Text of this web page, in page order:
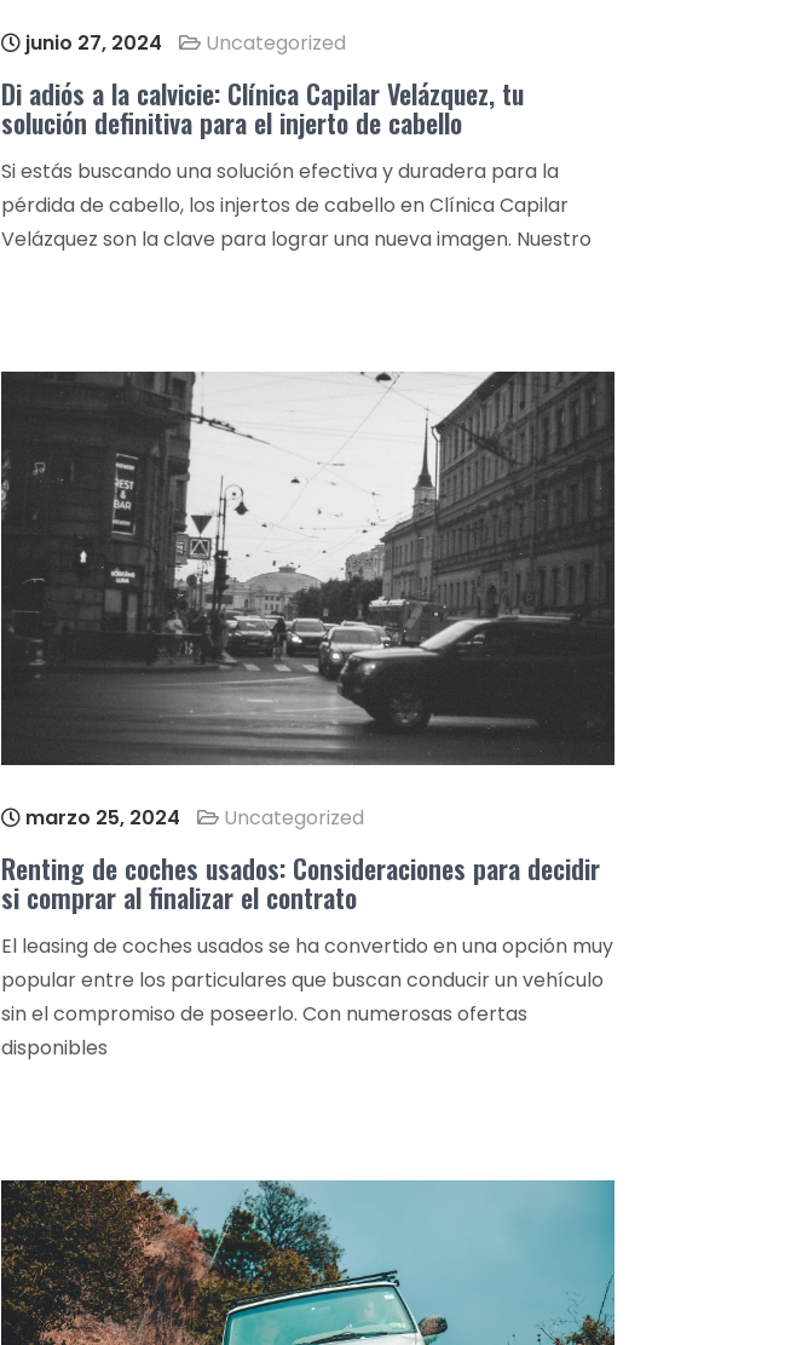
junio 27, 2024 Uncategorized
Di adiós a la calvicie: Clínica Capilar Velázquez, tu
solución definitiva para el injerto de cabello
Si estás buscando una solución efectiva y duradera para la
pérdida de cabello, los injertos de cabello en Clínica Capilar
Velázquez son la clave para lograr una nueva imagen. Nuestro
marzo 25, 2024 Uncategorized
Renting de coches usados: Consideraciones para decidir
si comprar al finalizar el contrato
El leasing de coches usados se ha convertido en una opción muy
popular entre los particulares que buscan conducir un vehículo
sin el compromiso de poseerlo. Con numerosas ofertas
disponibles